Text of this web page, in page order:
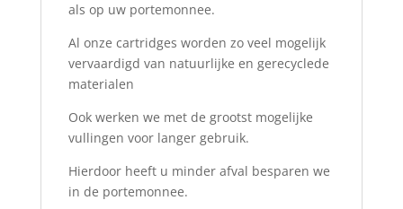
als op uw portemonnee.
Al onze cartridges worden zo veel mogelijk
vervaardigd van natuurlijke en gerecyclede
materialen
Ook werken we met de grootst mogelijke
vullingen voor langer gebruik.
Hierdoor heeft u minder afval besparen we
in de portemonnee.